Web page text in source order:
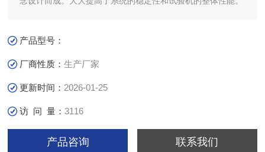
产品型号：
厂商性质：生产厂家
更新时间： 2026-01-25
访 问 量：3116
产品咨询 联系我们